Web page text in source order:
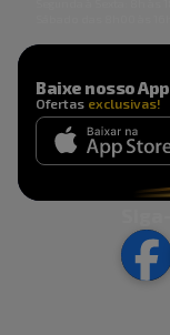
Baixe nosso App
Ofertas exclusivas!